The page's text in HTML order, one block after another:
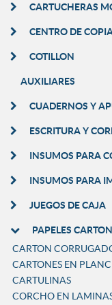
CARTUCHERAS
CENTRO DE
COTILLON
AUXILIARES
CUADERNOS Y
ESCRITURA Y
INSUMOS PARA
INSUMOS PARA
JUEGOS DE CAJA
PAPELES
CARTON
CARTONES EN
CARTULINAS
CORCHO EN